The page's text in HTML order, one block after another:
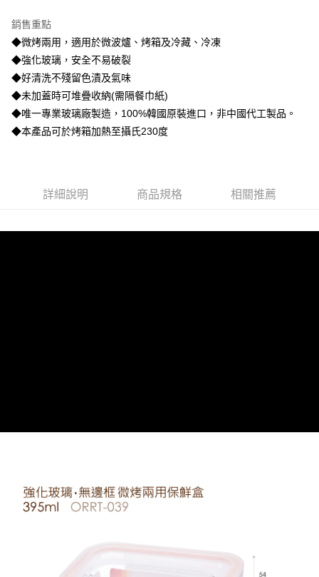
街口支付
悠遊付
ATM付款
運送方式
付款後7-11取貨
銷售重點
◆微烤兩用，適用於微波爐、烤箱及冷藏、冷凍
◆強化玻璃，安全不易破裂
◆好清洗不殘留色漬及氣味
◆未加蓋時可堆疊收納(需隔餐巾紙)
◆唯一專業玻璃廠製造，100%韓國原裝進口，非中國代工製品。
◆本產品可於烤箱加熱至攝氏230度
詳細說明 商品規格 相關推薦